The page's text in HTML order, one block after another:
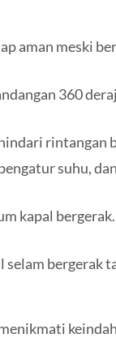
aman meski
360
rintangan
suhu,
kapal bergerak.
bergerak